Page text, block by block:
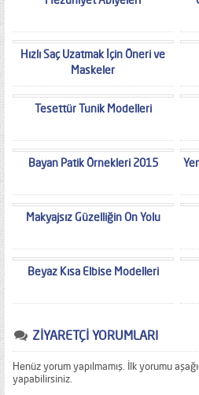
Hızlı Saç Uzatmak İçin Öneri ve
Maskeler
Tesettür Tunik Modelleri
Bayan Patik Örnekleri 2015
Makyajsız Güzelliğin On Yolu
Beyaz Kısa Elbise Modelleri
ZİYARETÇİ YORUMLARI
Henüz yorum yapılmamış. İlk yorumu
yapabilirsiniz.